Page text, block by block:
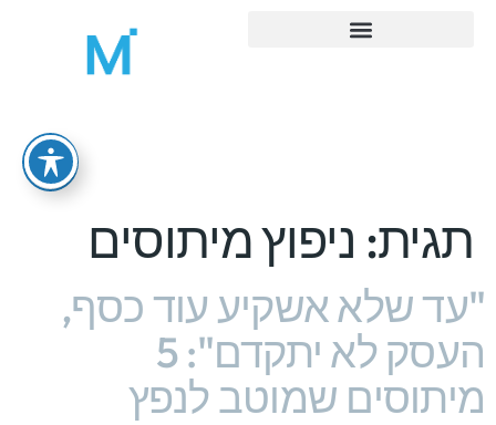
תגית: ניפוץ מיתוסים
"עד שלא אשקיע עוד כסף,
העסק לא יתקדם": 5
מיתוסים שמוטב לנפץ